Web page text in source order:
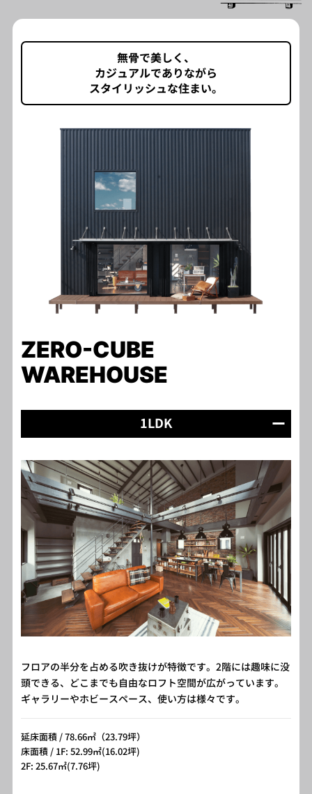
無骨で美しく、
カジュアルでありながら
スタイリッシュな住まい。
ZERO-CUBE
WAREHOUSE
1LDK
フロアの半分を占める吹き抜けが特徴です。2階には趣味に没
頭できる、どこまでも自由なロフト空間が広がっています。
ギャラリーやホビースペース、使い方は様々です。
延床面積 / 78.66㎡（23.79坪）
床面積 / 1F: 52.99㎡(16.02坪)
2F: 25.67㎡(7.76坪)